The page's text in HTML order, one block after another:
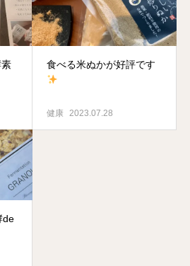
食べる米ぬかが好評です
健康 2023.07.28
de